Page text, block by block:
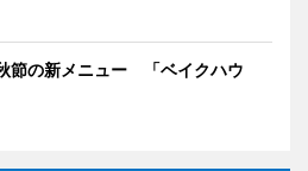
節の新メニュー 「ベイクハウ